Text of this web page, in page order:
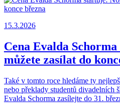
15.3.2026
Cena Evalda
můžete zasílat do
Také v tomto roce hledáme ty
nebo překlady studentů divadelních
Evalda Schorma zasílejte do 31.